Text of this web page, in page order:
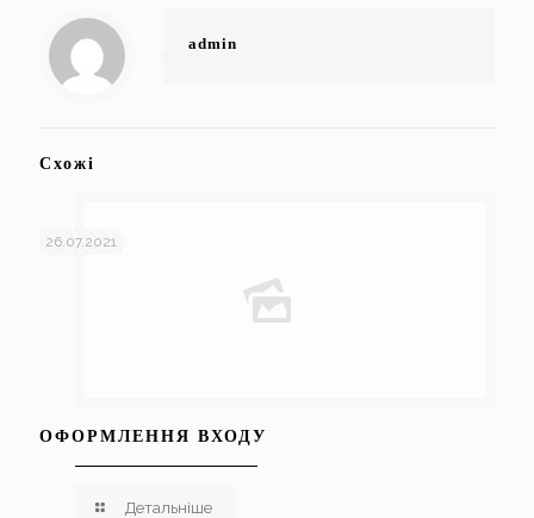
admin
Схожі
26.07.2021
ОФОРМЛЕННЯ ВХОДУ
Детальніше